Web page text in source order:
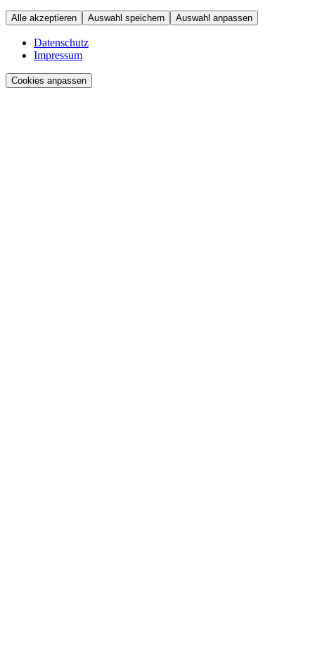
Alle akzeptieren Auswahl speichern Auswahl anpassen
Datenschutz
Impressum
Cookies anpassen